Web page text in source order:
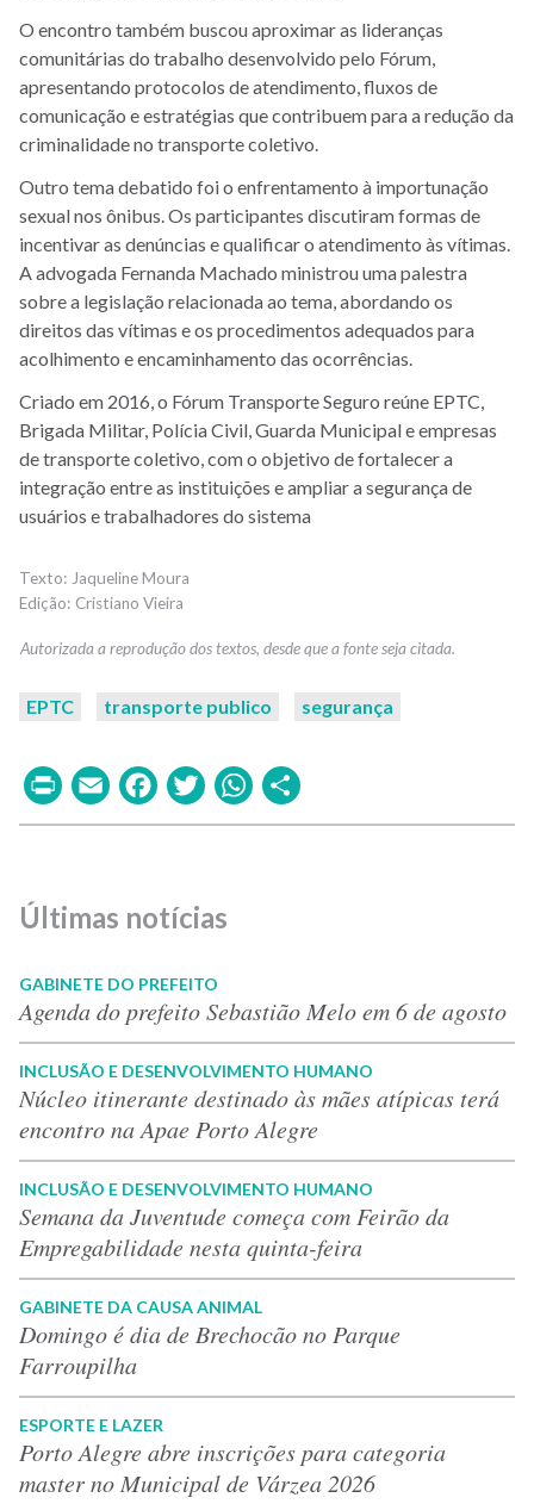
O encontro também buscou aproximar as lideranças
comunitárias do trabalho desenvolvido pelo Fórum,
apresentando protocolos de atendimento, fluxos de
comunicação e estratégias que contribuem para a redução da
criminalidade no transporte coletivo.
Outro tema debatido foi o enfrentamento à importunação
sexual nos ônibus. Os participantes discutiram formas de
incentivar as denúncias e qualificar o atendimento às vítimas.
A advogada Fernanda Machado ministrou uma palestra
sobre a legislação relacionada ao tema, abordando os
direitos das vítimas e os procedimentos adequados para
acolhimento e encaminhamento das ocorrências.
Criado em 2016, o Fórum Transporte Seguro reúne EPTC,
Brigada Militar, Polícia Civil, Guarda Municipal e empresas
de transporte coletivo, com o objetivo de fortalecer a
integração entre as instituições e ampliar a segurança de
usuários e trabalhadores do sistema
Jaqueline Moura
Cristiano Vieira
EPTC transporte publico segurança
PrintEmailFacebook
TwitterWhatsApp
Últimas notícias
GABINETE DO PREFEITO
Agenda do prefeito Sebastião Melo em 6 de agosto
INCLUSÃO E DESENVOLVIMENTO HUMANO
Núcleo itinerante destinado às mães atípicas terá
encontro na Apae Porto Alegre
INCLUSÃO E DESENVOLVIMENTO HUMANO
Semana da Juventude começa com Feirão da
Empregabilidade nesta quinta-feira
GABINETE DA CAUSA ANIMAL
Domingo é dia de Brechocão no Parque
Farroupilha
ESPORTE E LAZER
Porto Alegre abre inscrições para categoria
master no Municipal de Várzea 2026